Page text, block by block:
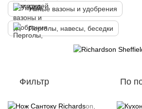
Умные вазоны и удобрения
Перголы, навесы, беседки
Фильтр По